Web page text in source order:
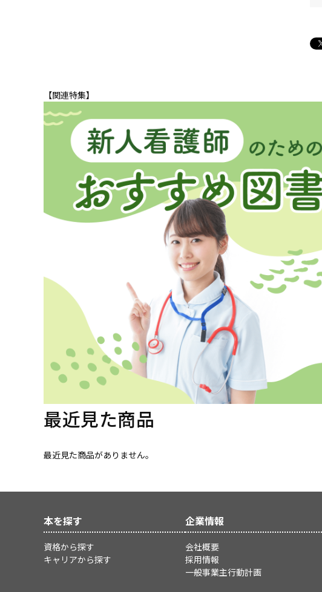
【関連特集】
最近見た商品
最近見た商品がありません。
本を探す
資格から探す
キャリアから探す
企業情報
会社概要
採用情報
一般事業主行動計画